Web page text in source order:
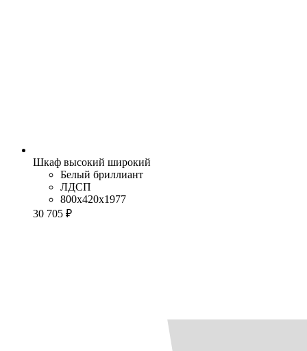
Шкаф высокий широкий
Белый бриллиант
ЛДСП
800x420x1977
30 705 ₽